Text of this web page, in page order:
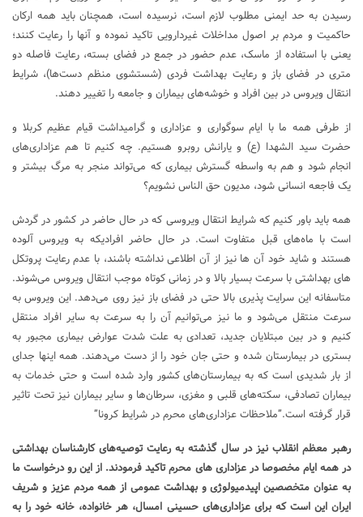
رسیدن به حد ایمنی مطلوب لازم است، نرسیده است، همچنان باید همه ارکان
حاکمیت و مردم بر اصول مداخلات غیردارویی تاکید نموده و آنها را رعایت کنند؛
یعنی با استفاده از ماسک، عدم حضور در جمع در فضای بسته، رعایت فاصله دو
متری در فضای باز و رعایت بهداشت فردی (شستشوی منظم دست‌ها)، شرایط
انتقال ویروس در بین افراد و خوشه‌های بیماران و جامعه را تغییر دهند.
از طرفی همه ما با ایام سوگواری و عزاداری و گرامیداشت قیام عظیم کربلا و
حضرت سید الشهدا (ع) و یارانش روبرو هستیم. چه کنیم تا هم عزاداری‌های
انجام شود و هم به واسطه گسترش بیماری که می‌تواند منجر به مرگ بیشتر و
یک فاجعه انسانی شود، مدیون حق الناس نشویم؟
همه باید باور کنیم که شرایط انتقال ویروسی که در حال حاضر در کشور در گردش
است با ماه‌های قبل متفاوت است. در حال حاضر افرادیکه به ویروس آلوده
هستند و شاید خود آن ها نیز از آن اطلاعی نداشته باشند، با عدم رعایت پروتکل
های بهداشتی با سرعت بسیار بالا و در زمانی کوتاه موجب انتقال ویروس می‌شوند.
متاسفانه این سرایت پذیری بالا حتی در فضای باز نیز روی می‌دهد. این ویروس به
سرعت منتقل می‌شود و ما نیز می‌توانیم آن را به سرعت به سایر افراد منتقل
کنیم و در بین مبتلایان جدید، تعدادی به علت شدت عوارض بیماری مجبور به
بستری در بیمارستان شده و حتی جان خود را از دست می‌دهند. همه اینها جدای
از بار شدیدی است که به بیمارستان‌های کشور وارد شده است و حتی خدمات به
بیماران تصادفی، سکته‌های قلبی و مغزی، سرطان‌ها و سایر بیماران نیز تحت تاثیر
قرار گرفته است.”ملاحظات عزاداری‌های محرم در شرایط کرونا”
رهبر معظم انقلاب نیز در سال گذشته به رعایت توصیه‌های کارشناسان بهداشتی
در همه ایام مخصوصا در عزاداری های محرم تاکید فرمودند. از این رو درخواست ما
به عنوان متخصصین اپیدمیولوژی و بهداشت عمومی از همه مردم عزیز و شریف
ایران این است که برای عزاداری‌های حسینی امسال، هر خانواده، خانه خود را به